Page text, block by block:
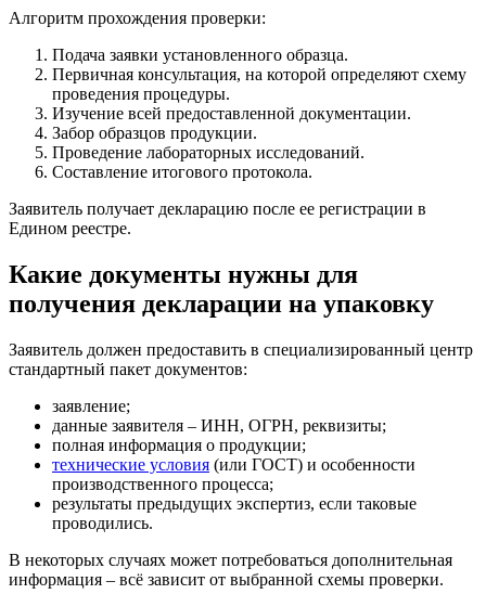
Алгоритм прохождения проверки:
Подача заявки установленного образца.
Первичная консультация, на которой определяют схему
проведения процедуры.
Изучение всей предоставленной документации.
Забор образцов продукции.
Проведение лабораторных исследований.
Составление итогового протокола.
Заявитель получает декларацию после ее регистрации в
Едином реестре.
Какие документы нужны для
получения декларации на упаковку
Заявитель должен предоставить в специализированный центр
стандартный пакет документов:
заявление;
данные заявителя – ИНН, ОГРН, реквизиты;
полная информация о продукции;
технические условия (или ГОСТ) и особенности
производственного процесса;
результаты предыдущих экспертиз, если таковые
проводились.
В некоторых случаях может потребоваться дополнительная
информация – всё зависит от выбранной схемы проверки.